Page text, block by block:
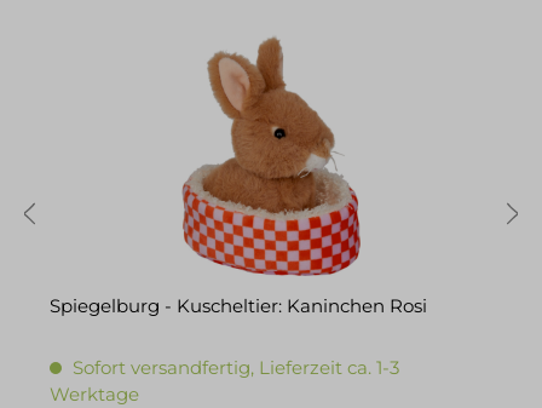
Spiegelburg - Kuscheltier: Kaninchen Rosi
Sofort versandfertig, Lieferzeit ca. 1-3
Werktage